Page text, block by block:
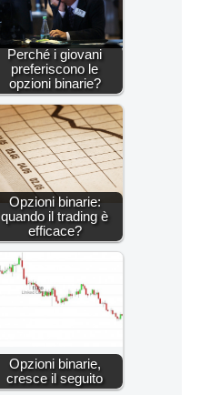
Perché i giovani
preferiscono le
opzioni binarie?
Opzioni binarie:
quando il trading è
efficace?
Opzioni binarie,
cresce il seguito